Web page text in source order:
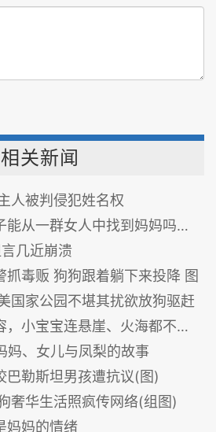
相关新闻
人被判侵犯姓名权
中找到妈妈吗？简单的小实验让人感动到落泪
几近崩溃
抓毒贩 狗狗跟着躺下来投降 图
国家公园不堪其扰欲放狗驱赶
宝宝连悬崖、火海都不放在眼里
妈、女儿与凤梨的故事
巴勒斯坦男孩遭抗议(图)
奢华生活照疯传网络(组图)
妈妈的情绪